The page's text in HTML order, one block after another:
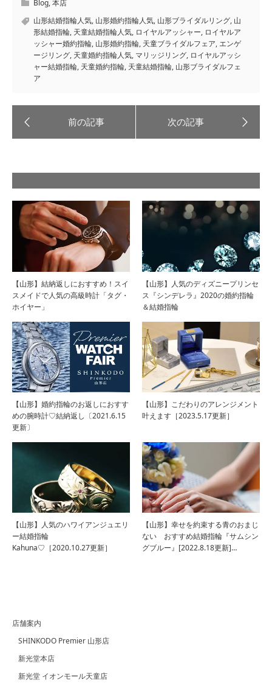
Blog,本店
山形結婚指輪人気, 山形婚約指輪人気, 山形ブライダルリング, 山
形結婚指輪, 天童結婚指輪人気, ロイヤルアッシャー, ロイヤルア
ッシャー婚約指輪, 山形婚約指輪, 天童ブライダルフェア, エンゲ
ージリング, 天童婚約指輪人気, マリッジリング, ロイヤルアッシ
ャー結婚指輪, 天童婚約指輪, 天童結婚指輪, 山形ブライダルフェ
ア
【山形】結納返しにおすすめ！スイ
スメイドで人気の高級時計「タグ・
ホイヤー」
【山形】人気のディズニープリンセ
ス『シンデレラ』2020の婚約指輪
＆結婚指輪
【山形】婚約指輪のお返しにおすす
めの腕時計♡結納返し〔2021.6.15
更新〕
【山形】こだわりのアレンジメント
叶えます［2023.5.17更新］
【山形】人気のハワイアンジュエリ
ー結婚指輪
Kahuna♡［2020.10.27更新］
【山形】幸せを約束する青のおまじ
ない おすすめ結婚指輪『サムシン
グブルー』[2022.8.18更新]…
店舗案内
SHINKODO Premier 山形店
新光堂本店
新光堂 イオンモール天童店